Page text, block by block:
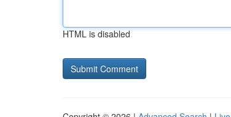
HTML is disabled